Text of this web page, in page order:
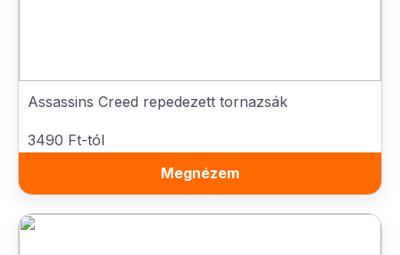
Assassins Creed repedezett tornazsák
3490 Ft-tól
Megnézem